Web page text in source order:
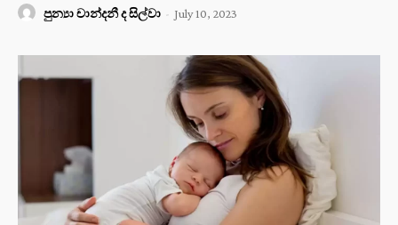
පුන්‍යා චාන්දනී ද සිල්වා - July 10, 2023